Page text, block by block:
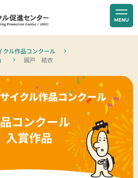
クル作品コンクール
圓戸 結衣
イクル作品コンクール
コンクール
入賞作品